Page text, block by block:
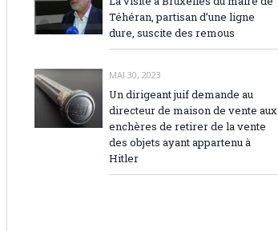
Téhéran, partisan d’une ligne
dure, suscite des remous
MAI 30, 2023
Un dirigeant juif demande au
directeur de maison de vente aux
enchères de retirer de la vente
des objets ayant appartenu à
Hitler